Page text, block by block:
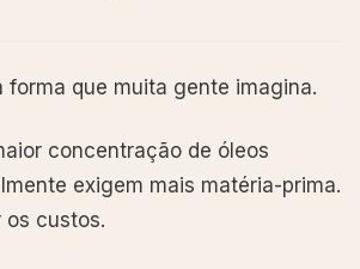
forma que muita gente imagina.
concentração de óleos
exigem mais matéria-prima.
os custos.